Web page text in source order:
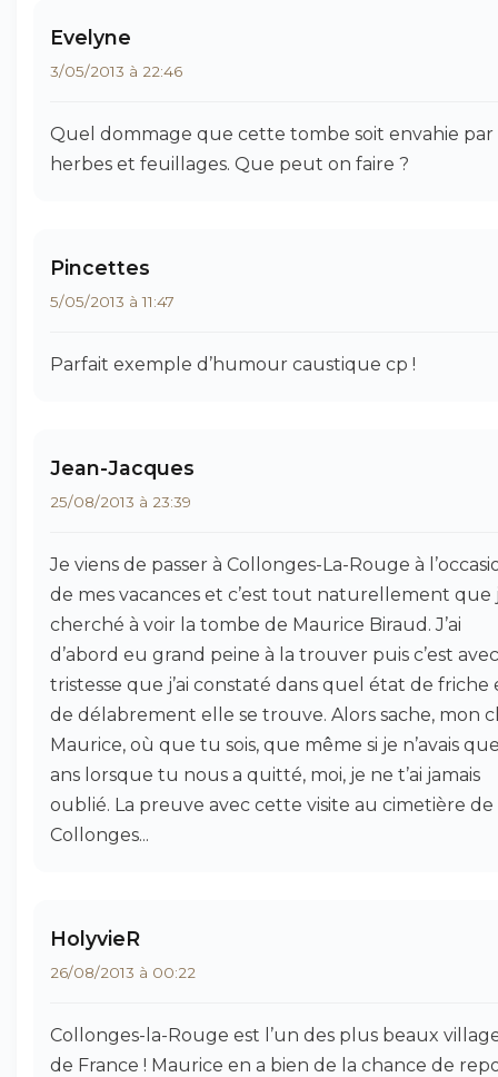
Evelyne
3/05/2013 à 22:46
Quel dommage que cette tombe soit envahie par
herbes et feuillages. Que peut on faire ?
Pincettes
5/05/2013 à 11:47
Parfait exemple d’humour caustique cp !
Jean-Jacques
25/08/2013 à 23:39
Je viens de passer à Collonges-La-Rouge à
de mes vacances et c’est tout naturellement que
cherché à voir la tombe de Maurice Biraud. J’ai
d’abord eu grand peine à la trouver puis c’est avec
tristesse que j’ai constaté dans quel état de friche
de délabrement elle se trouve. Alors sache, mon
Maurice, où que tu sois, que même si je n’avais
ans lorsque tu nous a quitté, moi, je ne t’ai jamais
oublié. La preuve avec cette visite au cimetière de
Collonges...
HolyvieR
26/08/2013 à 00:22
Collonges-la-Rouge est l’un des plus beaux
de France ! Maurice en a bien de la chance de